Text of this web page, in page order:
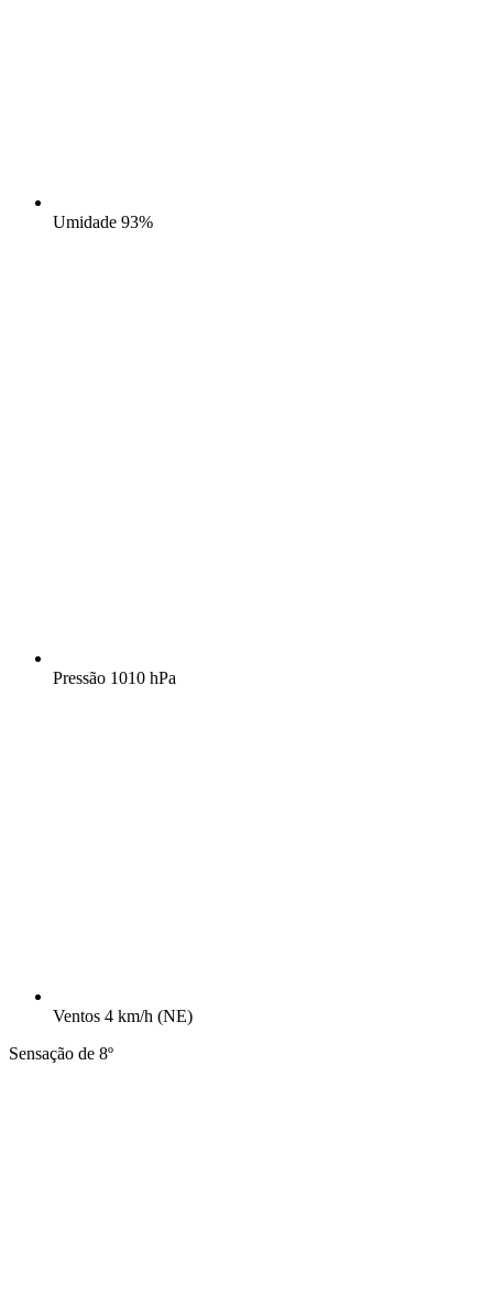
Umidade 93%
Pressão 1010 hPa
Ventos 4 km/h (NE)
Sensação de 8º